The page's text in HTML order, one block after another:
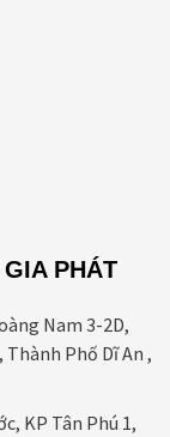
PHÁT
Nam 3-2D,
Phố Dĩ An ,
KP Tân Phú 1,